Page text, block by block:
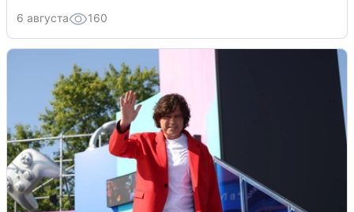
6 августа 160